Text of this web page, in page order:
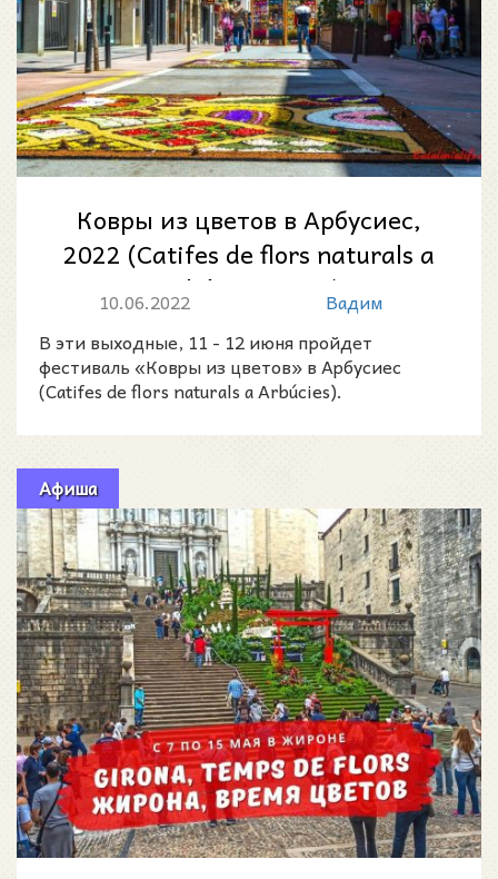
Ковры из цветов в Арбусиес,
2022 (Catifes de flors naturals a
Arbúcies, 2022)
10.06.2022
Вадим
В эти выходные, 11 - 12 июня пройдет
фестиваль «Ковры из цветов» в Арбусиес
(Catifes de flors naturals a Arbúcies).
Афиша